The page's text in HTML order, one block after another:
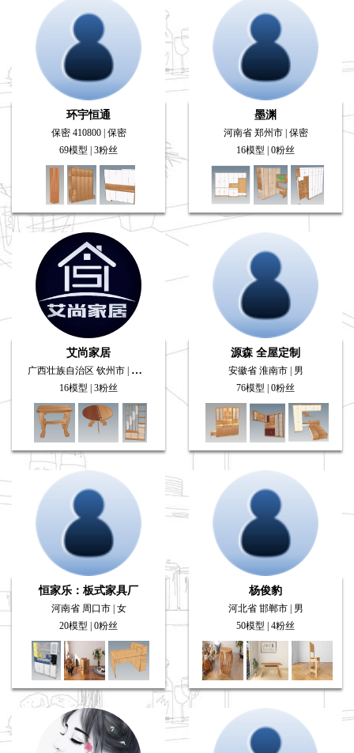
环宇恒通
保密 410800 | 保密
69模型 | 3粉丝
墨渊
河南省 郑州市 | 保密
16模型 | 0粉丝
艾尚家居
广西壮族自治区 钦州市 | 保密
16模型 | 3粉丝
源森 全屋定制
安徽省 淮南市 | 男
76模型 | 0粉丝
恒家乐：板式家具厂
河南省 周口市 | 女
20模型 | 0粉丝
杨俊豹
河北省 邯郸市 | 男
50模型 | 4粉丝